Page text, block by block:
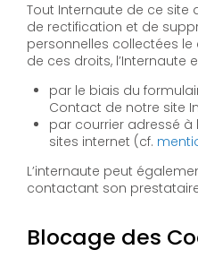
Tout Internaute de ce site
de rectification et de
personnelles collectées le
de ces droits, l’Internaute
par le biais du
Contact de notre site
par courrier adressé
sites internet (cf.
L’internaute peut
contactant son
Blocage des